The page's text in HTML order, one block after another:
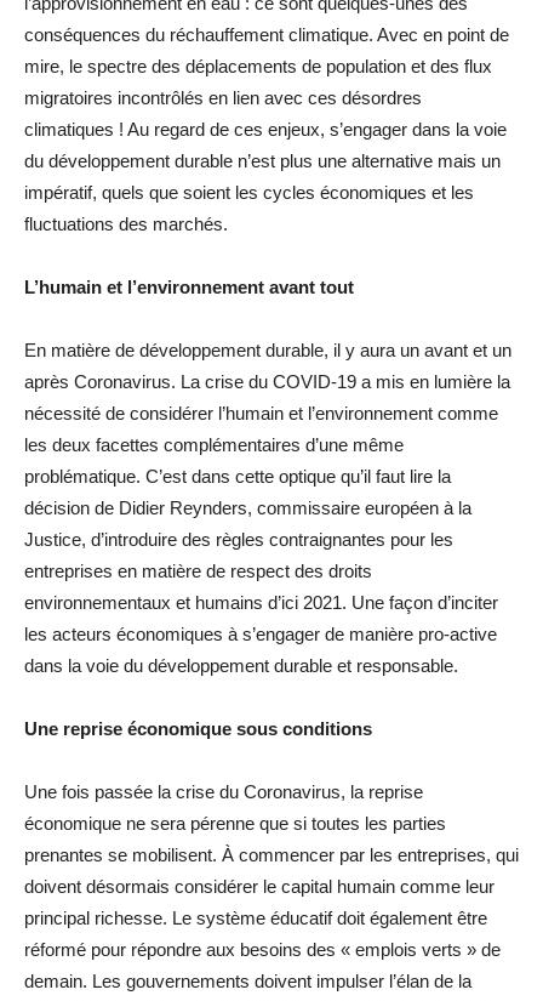
conséquences du réchauffement climatique. Avec en point de
mire, le spectre des déplacements de population et des flux
migratoires incontrôlés en lien avec ces désordres
climatiques ! Au regard de ces enjeux, s’engager dans la voie
du développement durable n’est plus une alternative mais un
impératif, quels que soient les cycles économiques et les
fluctuations des marchés.
L’humain et l’environnement avant tout
En matière de développement durable, il y aura un avant et un
après Coronavirus. La crise du COVID-19 a mis en lumière la
nécessité de considérer l’humain et l’environnement comme
les deux facettes complémentaires d’une même
problématique. C’est dans cette optique qu’il faut lire la
décision de Didier Reynders, commissaire européen à la
Justice, d’introduire des règles contraignantes pour les
entreprises en matière de respect des droits
environnementaux et humains d’ici 2021. Une façon d’inciter
les acteurs économiques à s’engager de manière pro-active
dans la voie du développement durable et responsable.
Une reprise économique sous conditions
Une fois passée la crise du Coronavirus, la reprise
économique ne sera pérenne que si toutes les parties
prenantes se mobilisent. À commencer par les entreprises, qui
doivent désormais considérer le capital humain comme leur
principal richesse. Le système éducatif doit également être
réformé pour répondre aux besoins des « emplois verts » de
demain. Les gouvernements doivent impulser l’élan de la